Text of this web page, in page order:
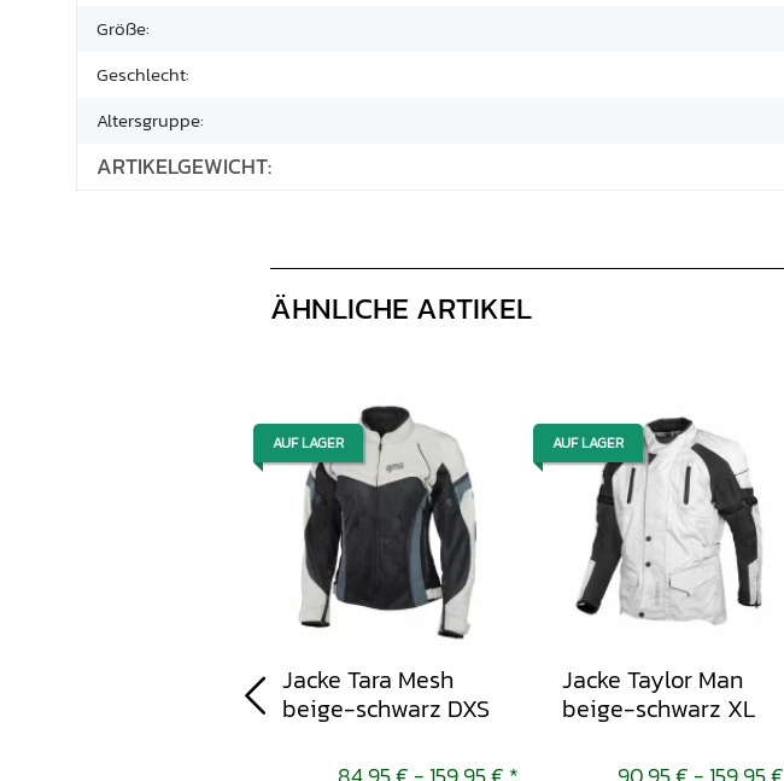
Größe:
Geschlecht:
Altersgruppe:
ARTIKELGEWICHT:
ÄHNLICHE ARTIKEL
AUF LAGER
Jacke Tara Mesh
beige-schwarz DXS
AUF LAGER
Jacke Taylor Man
beige-schwarz XL